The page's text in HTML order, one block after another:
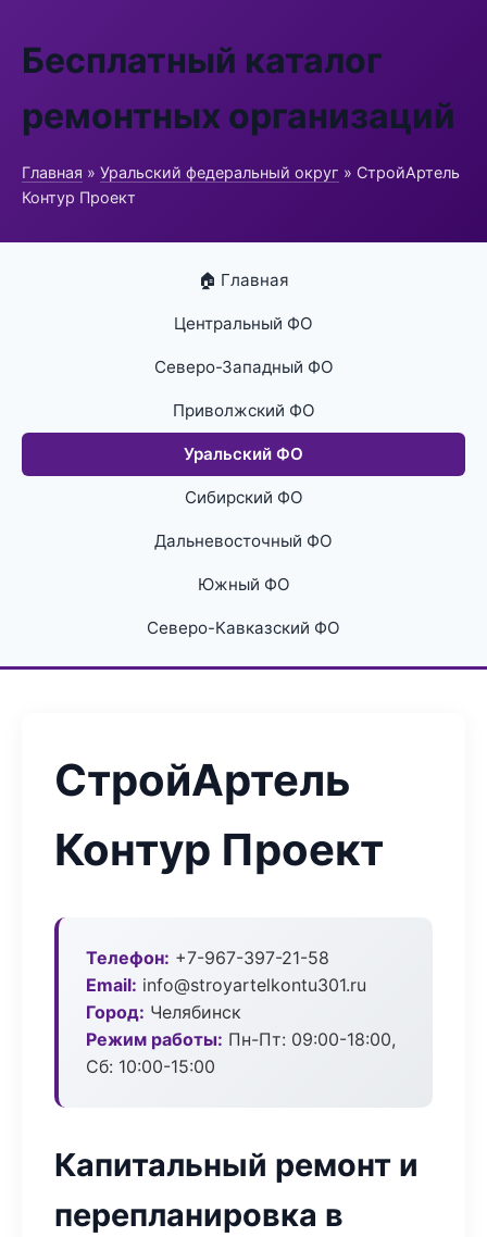
Бесплатный каталог
ремонтных организаций
Главная » Уральский федеральный округ » СтройАртель
Контур Проект
🏠 Главная
Центральный ФО
Северо-Западный ФО
Приволжский ФО
Уральский ФО
Сибирский ФО
Дальневосточный ФО
Южный ФО
Северо-Кавказский ФО
СтройАртель
Контур Проект
Телефон: +7-967-397-21-58
Email: info@stroyartelkontu301.ru
Город: Челябинск
Режим работы: Пн-Пт: 09:00-18:00,
Сб: 10:00-15:00
Капитальный ремонт и
перепланировка в